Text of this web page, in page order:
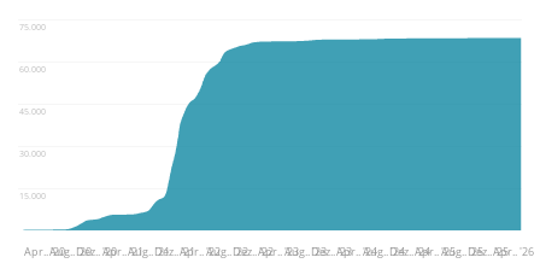
15.000
30.000
45.000
60.000
75.000
Apr.. '20Aug.. '20Dez.. '20Apr.. '21Aug.. '21Dez.. '21Apr.. '22Aug.. '22Dez.. '22Apr.. '23Aug.. '23Dez.. '23Apr.. '24Aug.. '24Dez.. '24Apr.. '25Aug.. '25Dez.. '25Apr.. '26